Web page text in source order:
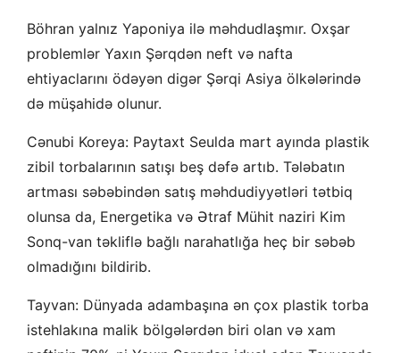
Böhran yalnız Yaponiya ilə məhdudlaşmır. Oxşar
problemlər Yaxın Şərqdən neft və nafta
ehtiyaclarını ödəyən digər Şərqi Asiya ölkələrində
də müşahidə olunur.
Cənubi Koreya: Paytaxt Seulda mart ayında plastik
zibil torbalarının satışı beş dəfə artıb. Tələbatın
artması səbəbindən satış məhdudiyyətləri tətbiq
olunsa da, Energetika və Ətraf Mühit naziri Kim
Sonq-van təkliflə bağlı narahatlığa heç bir səbəb
olmadığını bildirib.
Tayvan: Dünyada adambaşına ən çox plastik torba
istehlakına malik bölgələrdən biri olan və xam